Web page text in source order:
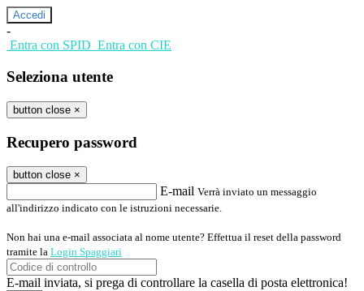
-
Entra con SPID Entra con CIE
Seleziona utente
button close ×
Recupero password
button close ×
E-mail Verrà inviato un messaggio
all'indirizzo indicato con le istruzioni necessarie.
Non hai una e-mail associata al nome utente? Effettua il reset della password
tramite la Login Spaggiari
E-mail inviata, si prega di controllare la casella di posta elettronica!